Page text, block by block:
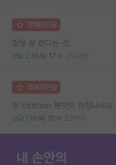
명예의전당
일을 잘 한다는 것.
236 17 29035
명예의전당
첫 citation 뽕맛이 엄청나네요...
136 10 23105